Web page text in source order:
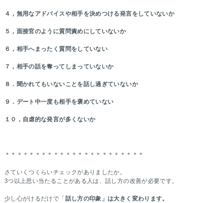
４，無用なアドバイスや相手を決めつける発言をしていないか
５，面接官のように質問責めにしていないか
６，相手へまったく質問をしていない
７，相手の話を奪ってしまっていないか
８．聞かれてもいないことを話し過ぎていないか
９． デート中一度も相手を褒めていない
１０，自虐的な発言が多くないか
＊＊＊＊＊＊＊＊＊＊＊＊＊＊＊＊＊＊＊＊＊＊＊
さていくつくらいチェックがありましたか。
3つ以上思い当たることがある人は、話し方の改善が必要です。
少し心がけるだけで「 話し方の印象」は大きく変わります。